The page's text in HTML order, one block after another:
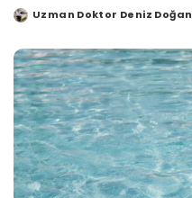
PostedUzman Doktor Deniz Doğan